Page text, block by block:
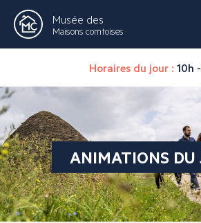
Musée des
Maisons comtoises
Horaires du jour : 10h
ANIMATIONS DU